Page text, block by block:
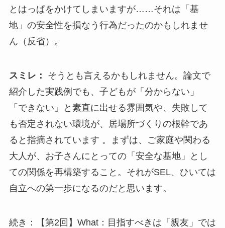
とはっぱをかけてしまいますが……それは「基
地」の安全性を損なう行為だったのかもしれませ
ん（反省）。
スミレ：
そうとも言えるかもしれません。論文で
紹介した実践例でも、子どもが「分からない」
「できない」と素直に出せる雰囲気や、失敗して
も否定されない環境が、居場所づくりの根幹であ
ると指摘されています 。まずは、ご家庭や関わる
大人が、お子さんにとっての「安全な基地」とし
ての関係を再構築すること。それがSEL、ひいては
自立への第一歩になるのだと思います。
続き：【第2回】What：目指すべきは「親友」では